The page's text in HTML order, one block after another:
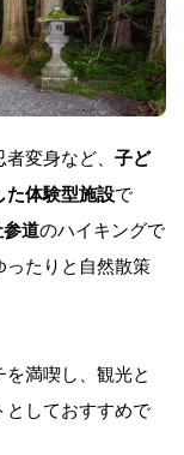
変身など、 子ど
た体験型施設で
参道のハイキングで
ったりと自然散策
を満喫し、観光と
としておすすめで